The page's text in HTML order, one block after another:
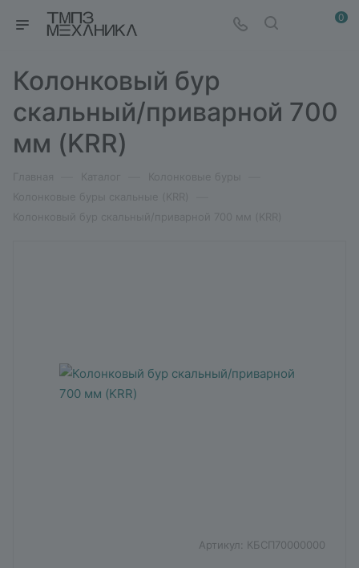
0
Колонковый бур
скальный/приварной 700
мм (KRR)
Артикул: КБСП70000000